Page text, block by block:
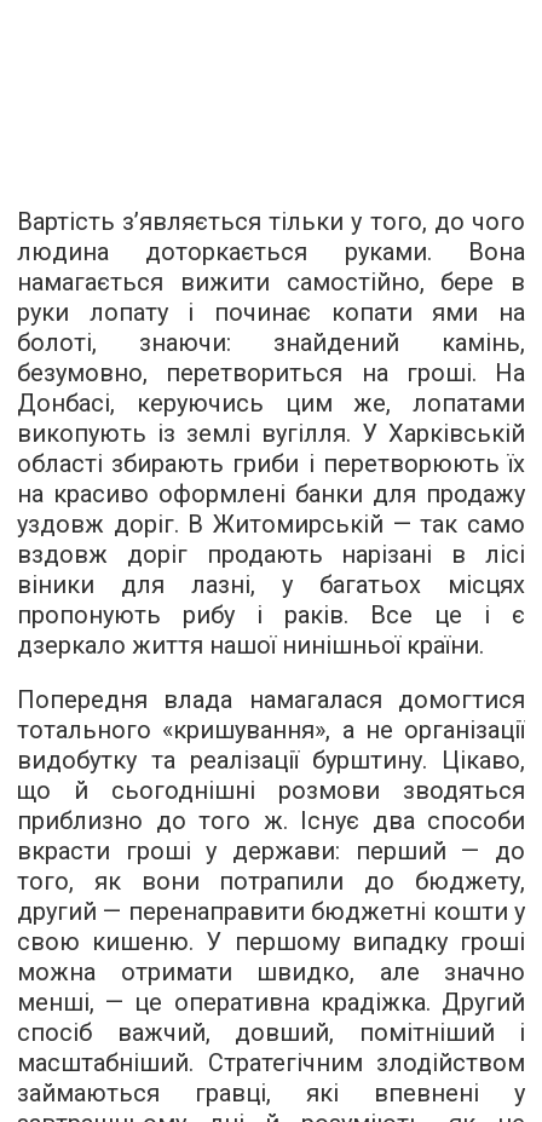
Вартість з’являється тільки у того, до чого
людина доторкається руками. Вона
намагається вижити самостійно, бере в
руки лопату і починає копати ями на
болоті, знаючи: знайдений камінь,
безумовно, перетвориться на гроші. На
Донбасі, керуючись цим же, лопатами
викопують із землі вугілля. У Харківській
області збирають гриби і перетворюють їх
на красиво оформлені банки для продажу
уздовж доріг. В Житомирській — так само
вздовж доріг продають нарізані в лісі
віники для лазні, у багатьох місцях
пропонують рибу і раків. Все це і є
дзеркало життя нашої нинішньої країни.
Попередня влада намагалася домогтися
тотального «кришування», а не організації
видобутку та реалізації бурштину. Цікаво,
що й сьогоднішні розмови зводяться
приблизно до того ж. Існує два способи
вкрасти гроші у держави: перший — до
того, як вони потрапили до бюджету,
другий — перенаправити бюджетні кошти у
свою кишеню. У першому випадку гроші
можна отримати швидко, але значно
менші, — це оперативна крадіжка. Другий
спосіб важчий, довший, помітніший і
масштабніший. Стратегічним злодійством
займаються гравці, які впевнені у